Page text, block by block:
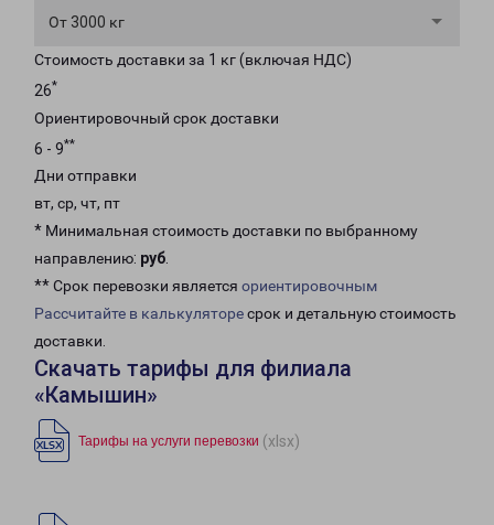
От 3000 кг
Стоимость доставки за 1 кг (включая НДС)
26*
Ориентировочный срок доставки
6 - 9**
Дни отправки
вт, ср, чт, пт
* Минимальная стоимость доставки по выбранному
направлению: руб.
** Срок перевозки является ориентировочным
Рассчитайте в калькуляторесрок и детальную стоимость
доставки.
Скачать тарифы для филиала
«Камышин»
Тарифы на услуги перевозки (xlsx)